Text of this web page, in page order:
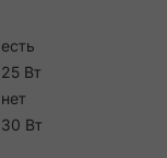
есть
25 Вт
нет
30 Вт